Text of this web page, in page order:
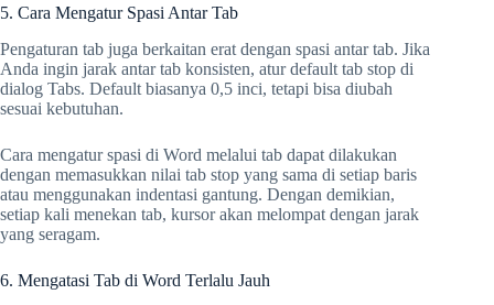
5. Cara Mengatur Spasi Antar Tab
Pengaturan tab juga berkaitan erat dengan spasi antar tab. Jika
Anda ingin jarak antar tab konsisten, atur default tab stop di
dialog Tabs. Default biasanya 0,5 inci, tetapi bisa diubah
sesuai kebutuhan.
Cara mengatur spasi di Word melalui tab dapat dilakukan
dengan memasukkan nilai tab stop yang sama di setiap baris
atau menggunakan indentasi gantung. Dengan demikian,
setiap kali menekan tab, kursor akan melompat dengan jarak
yang seragam.
6. Mengatasi Tab di Word Terlalu Jauh